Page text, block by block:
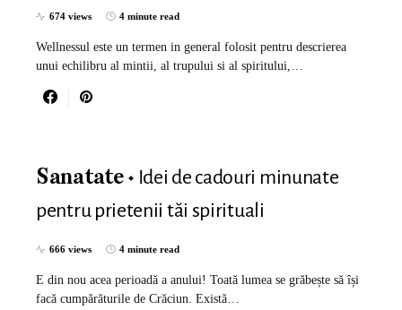
674 views 4 minute read
Wellnessul este un termen in general folosit pentru descrierea
unui echilibru al mintii, al trupului si al spiritului,…
Sanatate
Idei de cadouri minunate
pentru prietenii tăi spirituali
666 views 4 minute read
E din nou acea perioadă a anului! Toată lumea se grăbește să își
facă cumpărăturile de Crăciun. Există…